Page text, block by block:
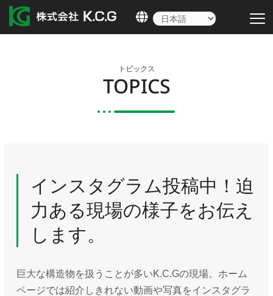
を
トピックス
TOPICS
インスタグラム投稿中！迫
力ある現場の様子をお伝え
します。
巨大な構造物を扱うことが多いK.C.Gの現場。ホーム
ページでは紹介しきれない動画や写真をインスタグラ